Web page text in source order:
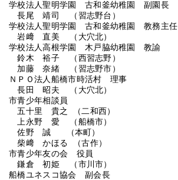
学校法人聖明学園 古和釜幼稚園 副園長
長尾 靖司 （習志野台）
学校法人聖明学園 古和釜幼稚園 教務主任
岩﨑 直美 （大穴北）
学校法人高根学園 木戸脇幼稚園 教諭
鈴木 裕子 （西習志野）
加藤 奈緒 （習志野市）
ＮＰＯ法人船橋市時活村 理事
長田 昭夫 （大穴北）
市青少年相談員
五十里 貴之 （二和西）
上永野 愛 （船橋市）
佐野 誠 （本町）
柴﨑 かほる （古作）
市青少年友の会 役員
鎌倉 初姫 （市川市）
船橋ユネスコ協会 副会長